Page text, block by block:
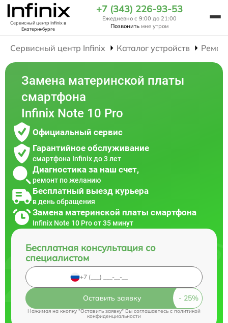
Сервисный центр Infinixв
Екатеринбурге
+7 (343) 226-93-53
Ежедневно с 9:00 до 21:00
Позвонить мне утром
Сервисный центр Infinix Каталог устройств
Замена материнской платы
смартфона
Infinix Note 10 Pro
Официальный сервис
Гарантийное обслуживание
смартфона Infinix до 3 лет
Диагностика за наш счет,
ремонт по желанию
Бесплатный выезд курьера
в день обращения
Замена материнской платы смартфона
Infinix Note 10 Pro от 35 минут
Бесплатная консультация со
специалистом
Оставить заявку
Нажимая на кнопку "Оставить заявку" Вы соглашаетесь cполитикой
конфиденциальности